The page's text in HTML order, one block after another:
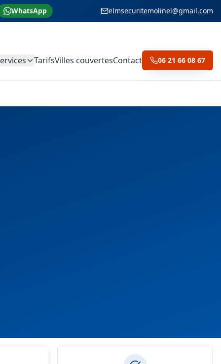
WhatsApp elmsecuritemolinel@gmail.com
TarifsVilles couvertesContact 06 21 66 08 67